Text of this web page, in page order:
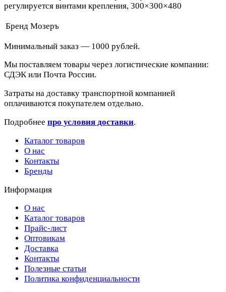
регулируется винтами крепления, 300×300×480
Бренд Мозеръ
Минимальный заказ — 1000 рублей.
Мы поставляем товары через логистические компании:
СДЭК или Почта России.
Затраты на доставку транспортной компанией
оплачиваются покупателем отдельно.
Подробнее про условия доставки.
Каталог товаров
О нас
Контакты
Бренды
Информация
О нас
Каталог товаров
Прайс-лист
Оптовикам
Доставка
Контакты
Полезные статьи
Политика конфиденциальности